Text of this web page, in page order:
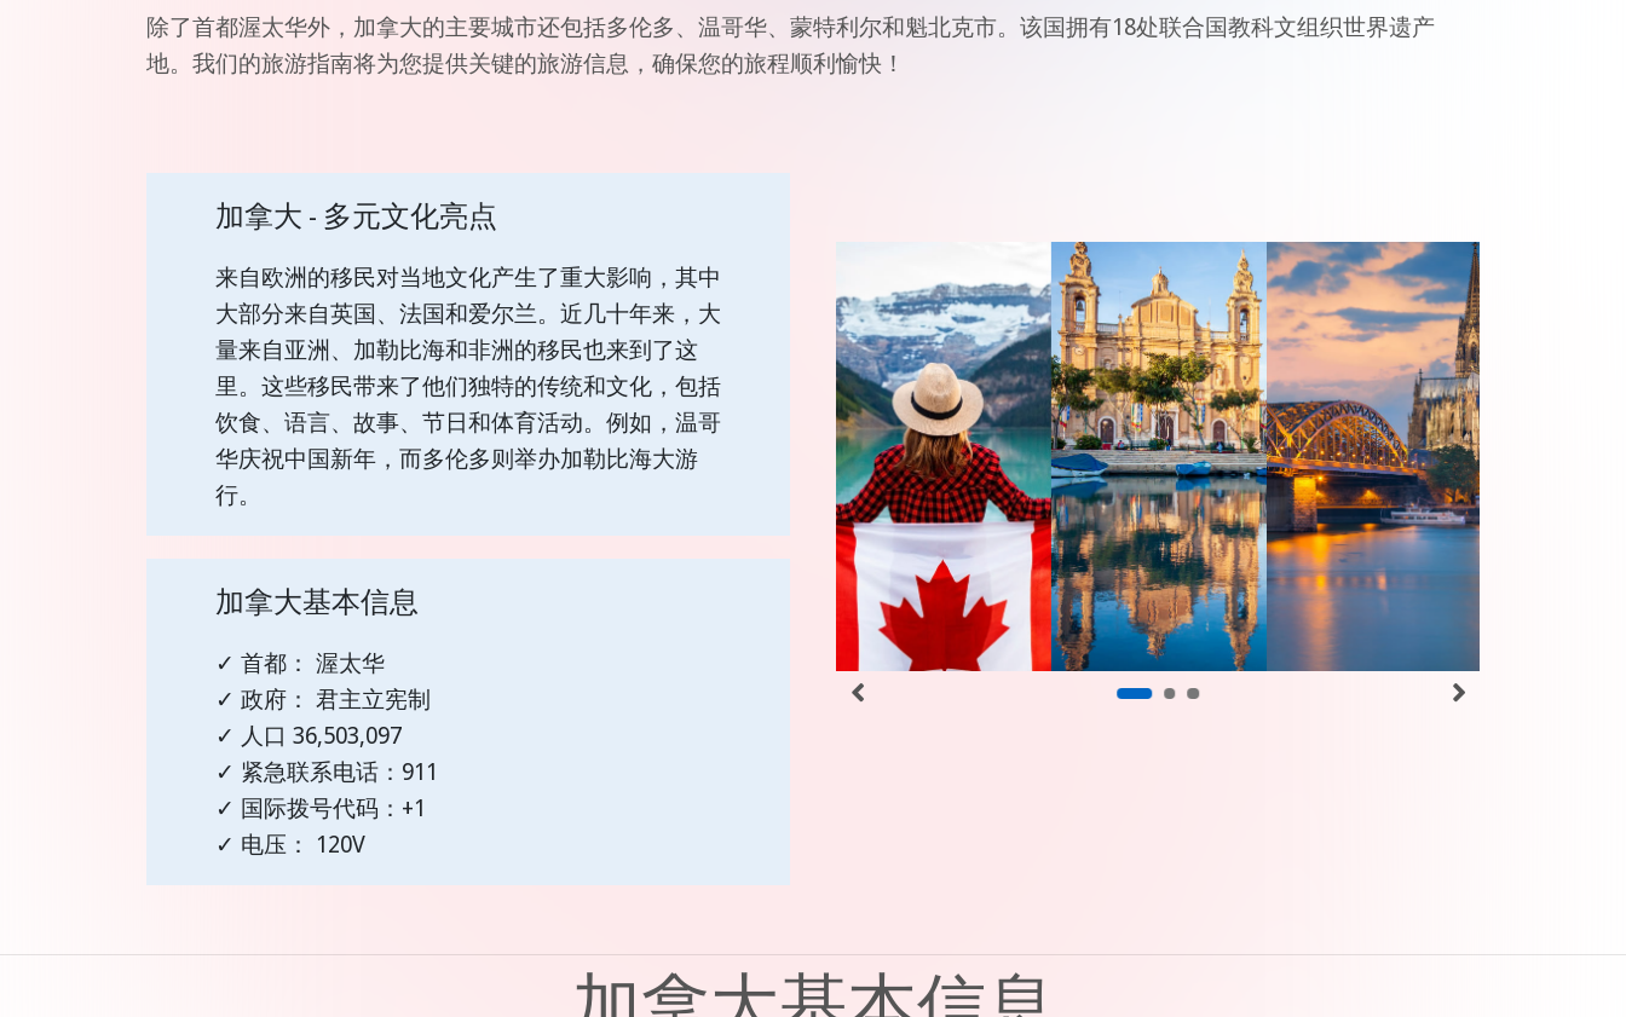
除了首都渥太华外，加拿大的主要城市还包括多伦多、温哥华、蒙特利尔和魁北克市。该国拥有18处联合国教科文组织世界遗产
地。我们的旅游指南将为您提供关键的旅游信息，确保您的旅程顺利愉快！
加拿大 - 多元文化亮点
来自欧洲的移民对当地文化产生了重大影响，其中
大部分来自英国、法国和爱尔兰。近几十年来，大
量来自亚洲、加勒比海和非洲的移民也来到了这
里。这些移民带来了他们独特的传统和文化，包括
饮食、语言、故事、节日和体育活动。例如，温哥
华庆祝中国新年，而多伦多则举办加勒比海大游
行。
加拿大基本信息
✓ 首都： 渥太华
✓ 政府： 君主立宪制
✓ 人口 36,503,097
✓ 紧急联系电话：911
✓ 国际拨号代码：+1
✓ 电压： 120V